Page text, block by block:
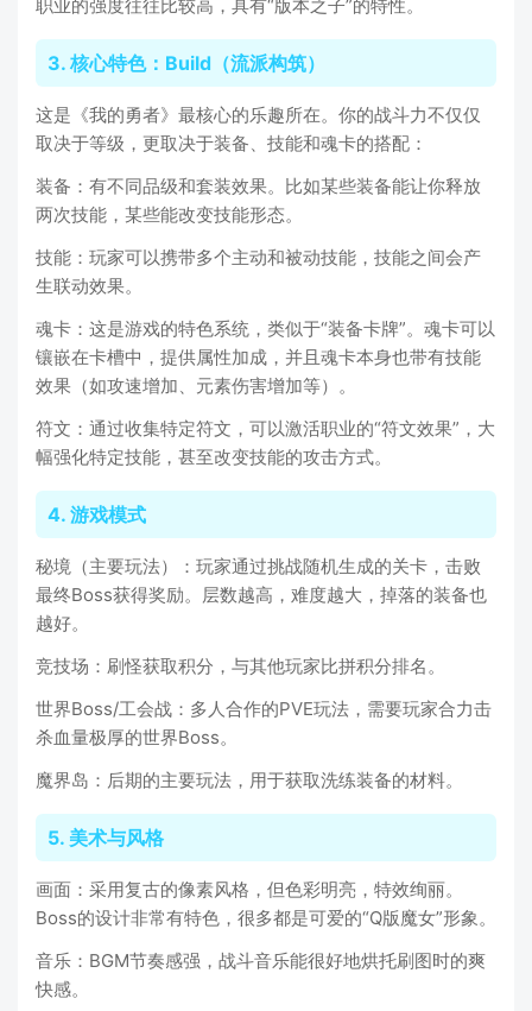
职业的强度往往比较高，具有“版本之子”的特性。
3. 核心特色：Build（流派构筑）
这是《我的勇者》最核心的乐趣所在。你的战斗力不仅仅
取决于等级，更取决于装备、技能和魂卡的搭配：
装备：有不同品级和套装效果。比如某些装备能让你释放
两次技能，某些能改变技能形态。
技能：玩家可以携带多个主动和被动技能，技能之间会产
生联动效果。
魂卡：这是游戏的特色系统，类似于“装备卡牌”。魂卡可以
镶嵌在卡槽中，提供属性加成，并且魂卡本身也带有技能
效果（如攻速增加、元素伤害增加等）。
符文：通过收集特定符文，可以激活职业的“符文效果”，大
幅强化特定技能，甚至改变技能的攻击方式。
4. 游戏模式
秘境（主要玩法）：玩家通过挑战随机生成的关卡，击败
最终Boss获得奖励。层数越高，难度越大，掉落的装备也
越好。
竞技场：刷怪获取积分，与其他玩家比拼积分排名。
世界Boss/工会战：多人合作的PVE玩法，需要玩家合力击
杀血量极厚的世界Boss。
魔界岛：后期的主要玩法，用于获取洗练装备的材料。
5. 美术与风格
画面：采用复古的像素风格，但色彩明亮，特效绚丽。
Boss的设计非常有特色，很多都是可爱的“Q版魔女”形象。
音乐：BGM节奏感强，战斗音乐能很好地烘托刷图时的爽
快感。